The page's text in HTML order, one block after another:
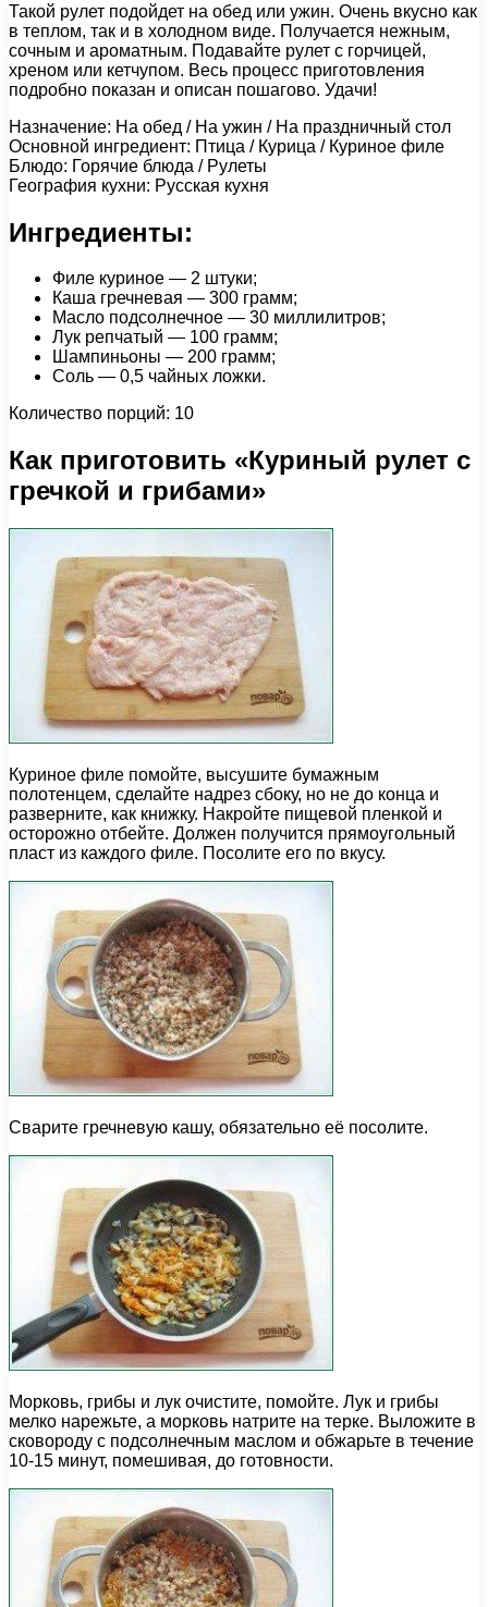
Такой рулет подойдет на обед или ужин. Очень вкусно как
в теплом, так и в холодном виде. Получается нежным,
сочным и ароматным. Подавайте рулет с горчицей,
хреном или кетчупом. Весь процесс приготовления
подробно показан и описан пошагово. Удачи!
Назначение: На обед / На ужин / На праздничный стол
Основной ингредиент: Птица / Курица / Куриное филе
Блюдо: Горячие блюда / Рулеты
География кухни: Русская кухня
Ингредиенты:
Филе куриное — 2 штуки;
Каша гречневая — 300 грамм;
Масло подсолнечное — 30 миллилитров;
Лук репчатый — 100 грамм;
Шампиньоны — 200 грамм;
Соль — 0,5 чайных ложки.
Количество порций: 10
Как приготовить «Куриный рулет с
гречкой и грибами»
Куриное филе помойте, высушите бумажным
полотенцем, сделайте надрез сбоку, но не до конца и
разверните, как книжку. Накройте пищевой пленкой и
осторожно отбейте. Должен получится прямоугольный
пласт из каждого филе. Посолите его по вкусу.
Сварите гречневую кашу, обязательно её посолите.
Морковь, грибы и лук очистите, помойте. Лук и грибы
мелко нарежьте, а морковь натрите на терке. Выложите в
сковороду с подсолнечным маслом и обжарьте в течение
10-15 минут, помешивая, до готовности.